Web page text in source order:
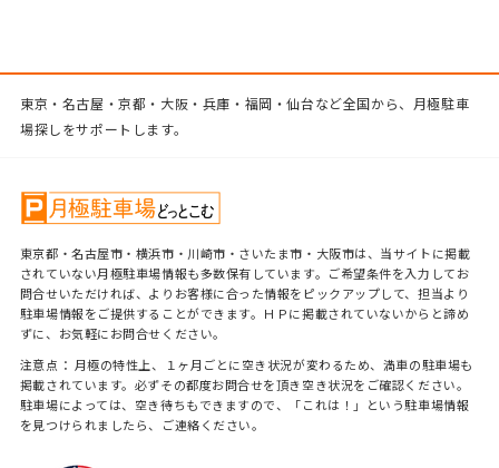
東京・名古屋・京都・大阪・兵庫・福岡・仙台など全国から、月極駐車
場探しをサポートします。
東京都・名古屋市・横浜市・川崎市・さいたま市・大阪市は、当サイトに掲載
されていない月極駐車場情報も多数保有しています。ご希望条件を入力してお
問合せいただければ、よりお客様に合った情報をピックアップして、担当より
駐車場情報をご提供することができます。ＨＰに掲載されていないからと諦め
ずに、お気軽にお問合せください。
注意点： 月極の特性上、１ヶ月ごとに空き状況が変わるため、満車の駐車場も
掲載されています。必ずその都度お問合せを頂き空き状況をご確認ください。
駐車場によっては、空き待ちもできますので、「これは！」という駐車場情報
を見つけられましたら、ご連絡ください。